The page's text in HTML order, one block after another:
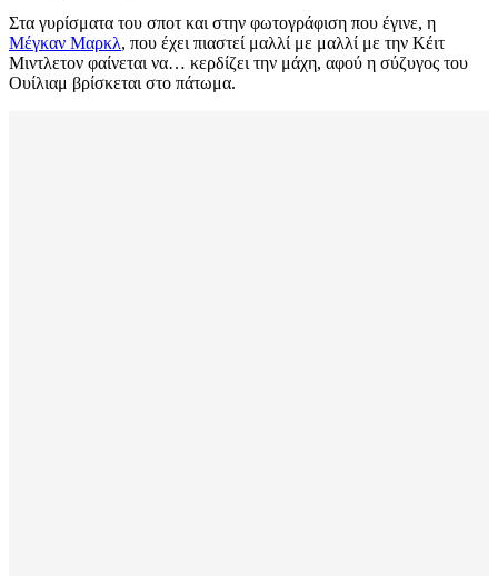
Στα γυρίσματα του σποτ και στην φωτογράφιση που έγινε, η
Μέγκαν Μαρκλ, που έχει πιαστεί μαλλί με μαλλί με την Κέιτ
Μιντλετον φαίνεται να… κερδίζει την μάχη, αφού η σύζυγος του
Ουίλιαμ βρίσκεται στο πάτωμα.